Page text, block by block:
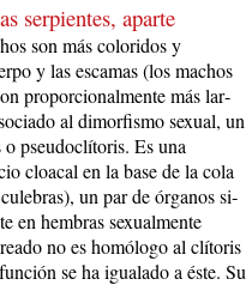
serpientes, apar­te
son más coloridos y
y las escamas (los machos
proporcionalmente más lar­
al dimorfismo sexual, un
pseudo­clítoris. Es una
cloacal en la base de la cola
un par de órganos si­
en hembras se­xual­men­te
no es homólogo al clí­to­ris
se ha igualado a éste. Su